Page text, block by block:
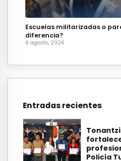
Escuelas militarizadas o
diferencia?
6 agosto, 2026
Entradas recientes
Policía